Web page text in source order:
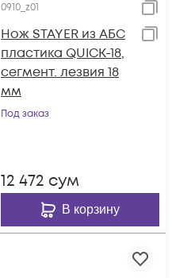
0910_z01
Нож STAYER из АБС
пластика QUICK-18,
сегмент. лезвия 18
мм
Под заказ
12 472 сум
В корзину